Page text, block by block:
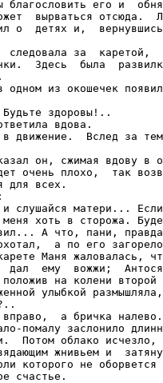
благословить его и
вырваться отсюда.
о  детях и,
следовала за  каретой,
Здесь  была
одном из окошечек
здоровы!..
вдова.
движение.  Вслед за
он, сжимая вдову в
очень плохо,  так
для всех.
слушайся матери...
хоть в сторожа.
А что, пани,
а по его
Маня жаловалась,
дал  ему  вожжи;
на колени второй
улыбкой
а бричка
помалу заслонило
Потом облако
жнивьем и
которого не
счастье.